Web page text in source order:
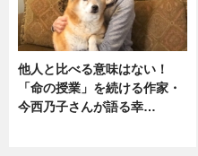
他人と比べる意味はない！
「命の授業」を続ける作家・
今西乃子さんが語る幸…